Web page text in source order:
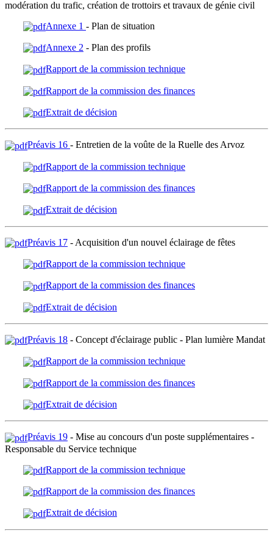
modération du trafic, création de trottoirs et travaux de génie civil
Annexe 1 - Plan de situation
Annexe 2 - Plan des profils
Rapport de la commission technique
Rapport de la commission des finances
Extrait de décision
Préavis 16 - Entretien de la voûte de la Ruelle des Arvoz
Rapport de la commission technique
Rapport de la commission des finances
Extrait de décision
Préavis 17 - Acquisition d'un nouvel éclairage de fêtes
Rapport de la commission technique
Rapport de la commission des finances
Extrait de décision
Préavis 18 - Concept d'éclairage public - Plan lumière Mandat
Rapport de la commission technique
Rapport de la commission des finances
Extrait de décision
Préavis 19 - Mise au concours d'un poste supplémentaires -
Responsable du Service technique
Rapport de la commission technique
Rapport de la commission des finances
Extrait de décision